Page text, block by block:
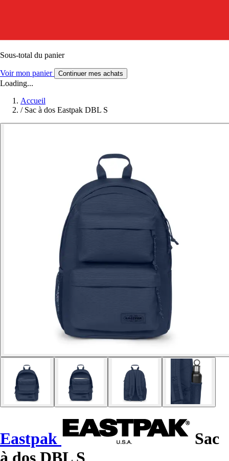
Sous-total du panier
Voir mon panier Continuer mes achats
Loading...
Accueil
/ Sac à dos Eastpak DBL S
Eastpak
Sac